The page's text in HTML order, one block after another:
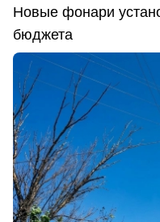
Новые фонари
бюджета